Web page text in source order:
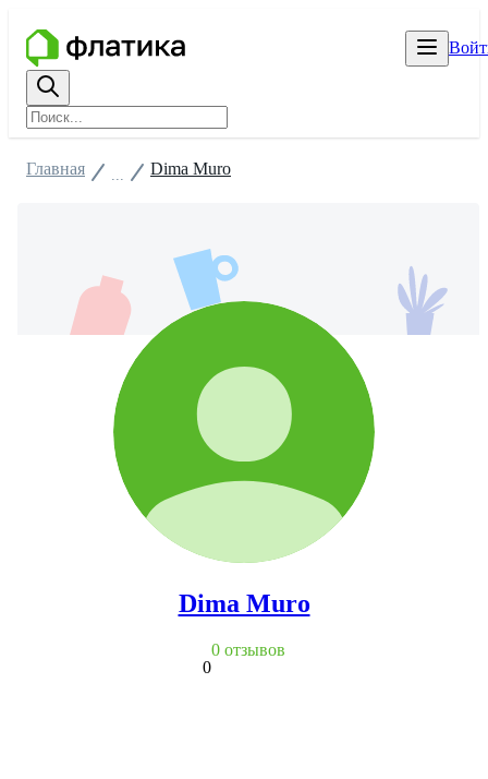
Главная Dima Muro
Dima Muro
0
0 отзывов